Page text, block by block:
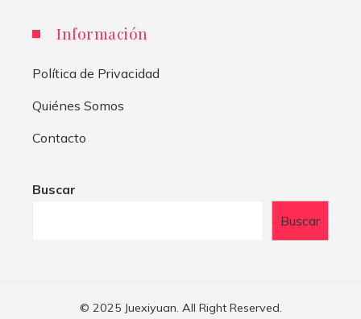
Información
Política de Privacidad
Quiénes Somos
Contacto
Buscar
Buscar
© 2025 Juexiyuan. All Right Reserved.